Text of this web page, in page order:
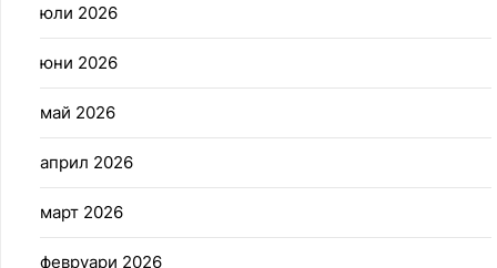
юли 2026
юни 2026
май 2026
април 2026
март 2026
февруари 2026